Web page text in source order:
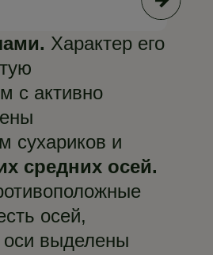
Характер его
с активно
сухариков и
средних осей.
осей,
оси выделены